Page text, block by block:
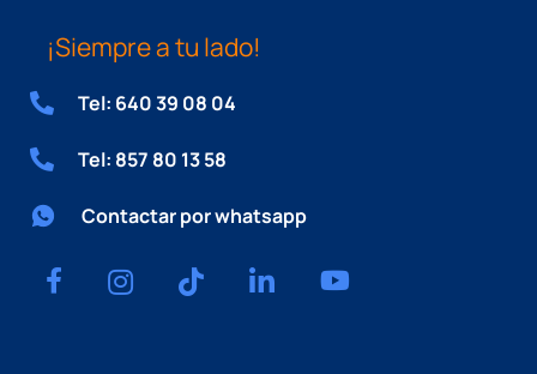
¡Siempre a tu lado!
Tel: 640 39 08 04
Tel: 857 80 13 58
Contactar por whatsapp